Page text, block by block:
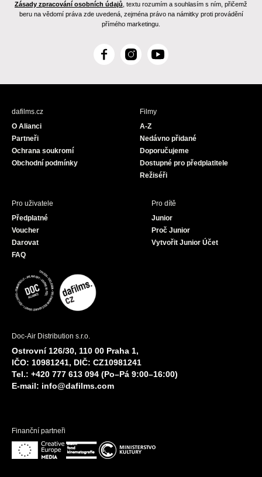
Zásady zpracování osobních údajů , textu rozumím a souhlasím s ním, přičemž
beru na vědomí práva zde uvedená, zejména právo na námitky proti provádění
přímého marketingu.
F
c
I
s
Y
u
dafilms.cz
O Alianci
Partneři
Ochrana soukromí
Obchodní podmínky
Filmy
A-Z
Nedávno přidané
Doporučujeme
Dostupné pro předplatitele
Režiséři
Pro uživatele
Předplatné
Voucher
Darovat
FAQ
Pro dítě
Junior
Proč Junior
Vytvořit Junior Účet
Doc-Air Distribution s.r.o.
Ostrovní 126/30, 110 00 Praha 1,
IČO: 10981241, DIČ: CZ10981241
Tel.: +420 777 613 094 (Po–Pá 9:00–16:00)
E-mail: info@dafilms.com
Finanční partneři